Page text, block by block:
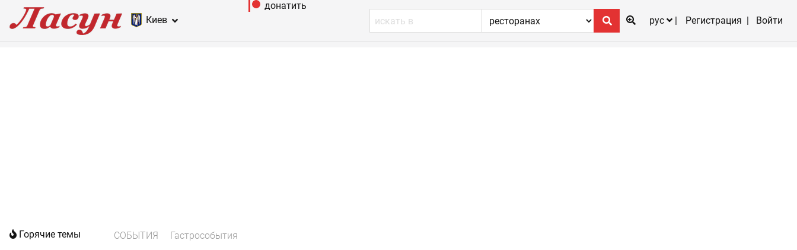
Киев
донатить
рус
Регистрация Войти
Горячие темы СОБЫТИЯ Гастрособытия